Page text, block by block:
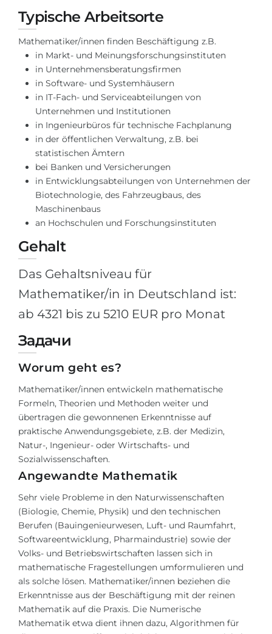
Typische Arbeitsorte
Mathematiker/innen finden Beschäftigung z.B.
in Markt- und Meinungsforschungsinstituten
in Unternehmensberatungsfirmen
in Software- und Systemhäusern
in IT-Fach- und Serviceabteilungen von
Unternehmen und Institutionen
in Ingenieurbüros für technische Fachplanung
in der öffentlichen Verwaltung, z.B. bei
statistischen Ämtern
bei Banken und Versicherungen
in Entwicklungsabteilungen von Unternehmen der
Biotechnologie, des Fahrzeugbaus, des
Maschinenbaus
an Hochschulen und Forschungsinstituten
Gehalt
Das Gehaltsniveau für
Mathematiker/in in Deutschland ist:
ab 4321 bis zu 5210 EUR pro Monat
Задачи
Worum geht es?
Mathematiker/innen entwickeln mathematische
Formeln, Theorien und Methoden weiter und
übertragen die gewonnenen Erkenntnisse auf
praktische Anwendungsgebiete, z.B. der Medizin,
Natur-, Ingenieur- oder Wirtschafts- und
Sozialwissenschaften.
Angewandte Mathematik
Sehr viele Probleme in den Naturwissenschaften
(Biologie, Chemie, Physik) und den technischen
Berufen (Bauingenieurwesen, Luft- und Raumfahrt,
Softwareentwicklung, Pharmaindustrie) sowie der
Volks- und Betriebswirtschaften lassen sich in
mathematische Fragestellungen umformulieren und
als solche lösen. Mathematiker/innen beziehen die
Erkenntnisse aus der Beschäftigung mit der reinen
Mathematik auf die Praxis. Die Numerische
Mathematik etwa dient ihnen dazu, Algorithmen für